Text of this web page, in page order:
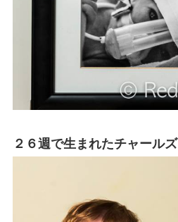
２６週で生まれたチャールズ